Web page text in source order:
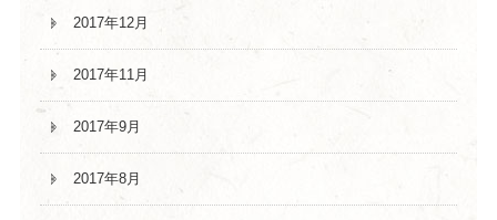
2017年12月
2017年11月
2017年9月
2017年8月